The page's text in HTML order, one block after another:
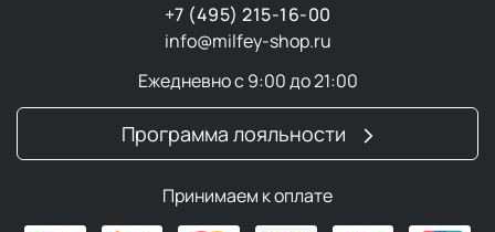
+7 (495) 215-16-00
info@milfey-shop.ru
Ежедневно с 9:00 до 21:00
Программа лояльности
Принимаем к оплате